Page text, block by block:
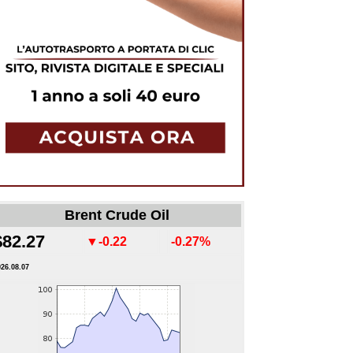
Brent Crude Oil
▼-0.22 -0.27%